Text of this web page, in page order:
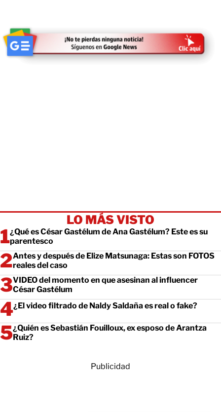
LO MÁS VISTO
¿Qué es César Gastélum de Ana Gastélum? Este es su
parentesco
Antes y después de Elize Matsunaga: Estas son FOTOS
reales del caso
VIDEO del momento en que asesinan al influencer
César Gastélum
¿El video filtrado de Naldy Saldaña es real o fake?
¿Quién es Sebastián Fouilloux, ex esposo de Arantza
Ruiz?
Publicidad